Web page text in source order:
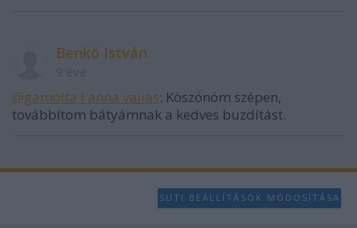
Benkő István
@gamolta l anna valias: Köszönöm szépen,
továbbítom bátyámnak a kedves buzdítást.
SÜTI BEÁLLÍTÁSOK MÓDOSÍTÁSA